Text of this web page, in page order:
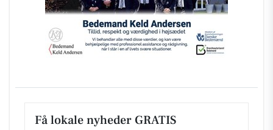
Få lokale nyheder GRATIS